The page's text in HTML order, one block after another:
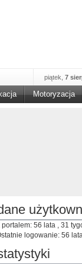
piątek, 7
Motoryzacja
portalem: 56 lata , 31
logowanie: 56